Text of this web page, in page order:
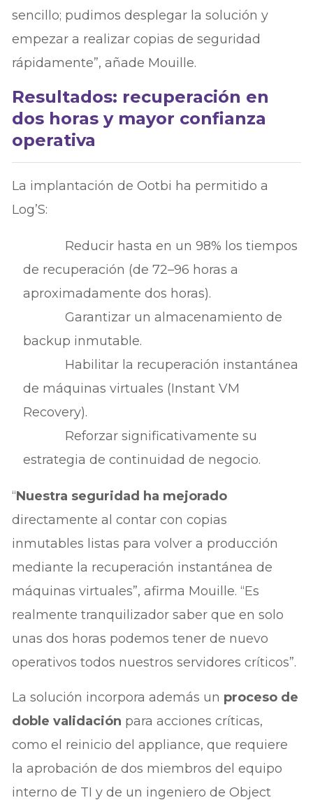
sencillo; pudimos desplegar la solución y
empezar a realizar copias de seguridad
rápidamente”, añade Mouille.
Resultados: recuperación en
dos horas y mayor confianza
operativa
La implantación de Ootbi ha permitido a
Log’S:
Reducir hasta en un 98% los tiempos
de recuperación (de 72–96 horas a
aproximadamente dos horas).
Garantizar un almacenamiento de
backup inmutable.
Habilitar la recuperación instantánea
de máquinas virtuales (Instant VM
Recovery).
Reforzar significativamente su
estrategia de continuidad de negocio.
“Nuestra seguridad ha mejorado
directamente al contar con copias
inmutables listas para volver a producción
mediante la recuperación instantánea de
máquinas virtuales”, afirma Mouille. “Es
realmente tranquilizador saber que en solo
unas dos horas podemos tener de nuevo
operativos todos nuestros servidores críticos”.
La solución incorpora además un proceso de
doble validación para acciones críticas,
como el reinicio del appliance, que requiere
la aprobación de dos miembros del equipo
interno de TI y de un ingeniero de Object